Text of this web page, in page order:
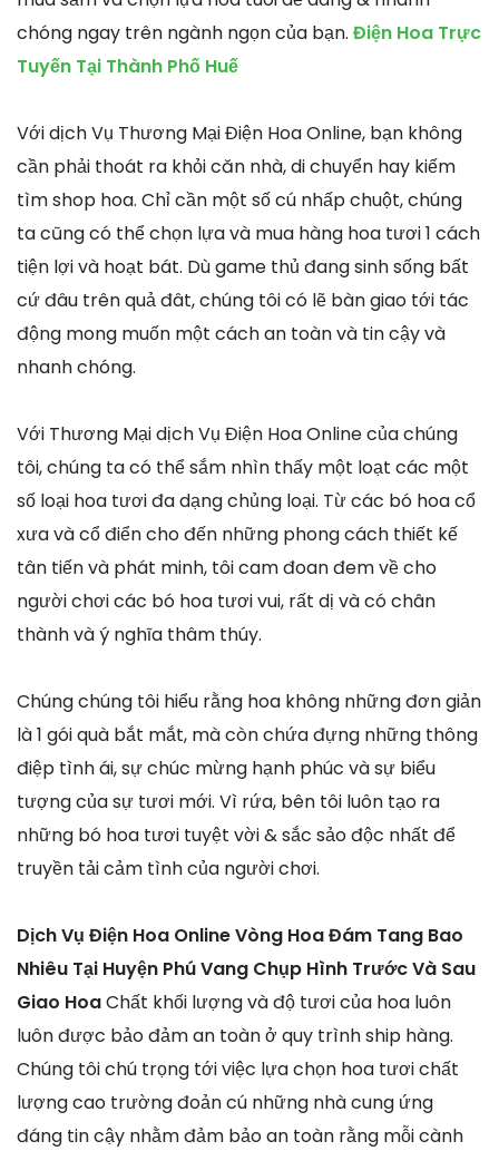
chóng ngay trên ngành ngọn của bạn. Điện Hoa Trực
Tuyến Tại Thành Phố Huế
Với dịch Vụ Thương Mại Điện Hoa Online, bạn không
cần phải thoát ra khỏi căn nhà, di chuyển hay kiếm
tìm shop hoa. Chỉ cần một số cú nhấp chuột, chúng
ta cũng có thể chọn lựa và mua hàng hoa tươi 1 cách
tiện lợi và hoạt bát. Dù game thủ đang sinh sống bất
cứ đâu trên quả đât, chúng tôi có lẽ bàn giao tới tác
động mong muốn một cách an toàn và tin cậy và
nhanh chóng.
Với Thương Mại dịch Vụ Điện Hoa Online của chúng
tôi, chúng ta có thể sắm nhìn thấy một loạt các một
số loại hoa tươi đa dạng chủng loại. Từ các bó hoa cổ
xưa và cổ điển cho đến những phong cách thiết kế
tân tiến và phát minh, tôi cam đoan đem về cho
người chơi các bó hoa tươi vui, rất dị và có chân
thành và ý nghĩa thâm thúy.
Chúng chúng tôi hiểu rằng hoa không những đơn giản
là 1 gói quà bắt mắt, mà còn chứa đựng những thông
điệp tình ái, sự chúc mừng hạnh phúc và sự biểu
tượng của sự tươi mới. Vì rứa, bên tôi luôn tạo ra
những bó hoa tươi tuyệt vời & sắc sảo độc nhất để
truyền tải cảm tình của người chơi.
Dịch Vụ Điện Hoa Online Vòng Hoa Đám Tang Bao
Nhiêu Tại Huyện Phú Vang Chụp Hình Trước Và Sau
Giao HoaChất khối lượng và độ tươi của hoa luôn
luôn được bảo đảm an toàn ở quy trình ship hàng.
Chúng tôi chú trọng tới việc lựa chọn hoa tươi chất
lượng cao trường đoản cú những nhà cung ứng
đáng tin cậy nhằm đảm bảo an toàn rằng mỗi cành